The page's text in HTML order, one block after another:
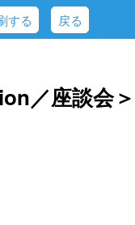
する 戻る
／座談会＞